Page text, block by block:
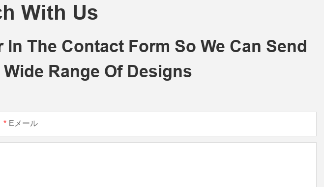
With Us
The Contact Form So We Can Send
Range Of Designs
Eメール